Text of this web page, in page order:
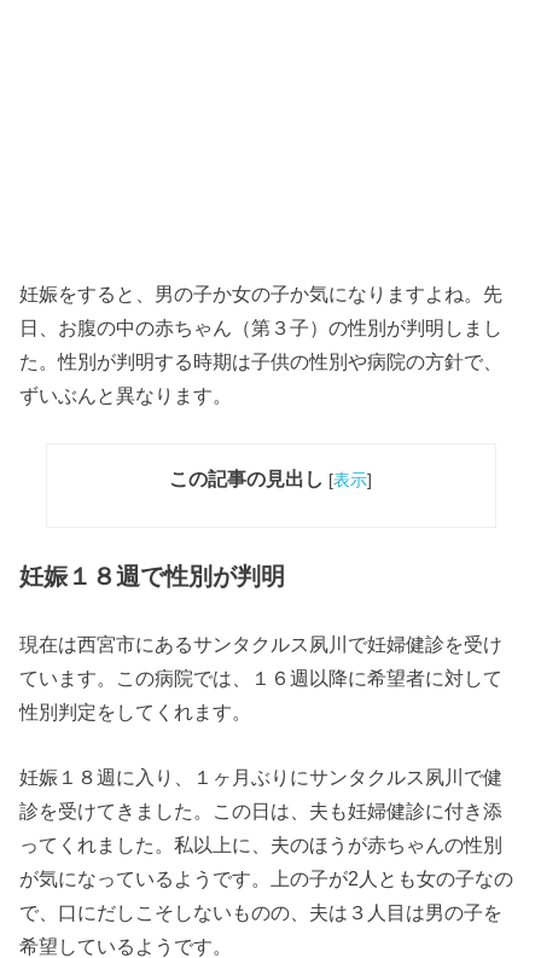
妊娠をすると、男の子か女の子か気になりますよね。先
日、お腹の中の赤ちゃん（第３子）の性別が判明しまし
た。性別が判明する時期は子供の性別や病院の方針で、
ずいぶんと異なります。
この記事の見出し [表示]
妊娠１８週で性別が判明
現在は西宮市にあるサンタクルス夙川で妊婦健診を受け
ています。この病院では、１６週以降に希望者に対して
性別判定をしてくれます。
妊娠１８週に入り、１ヶ月ぶりにサンタクルス夙川で健
診を受けてきました。この日は、夫も妊婦健診に付き添
ってくれました。私以上に、夫のほうが赤ちゃんの性別
が気になっているようです。上の子が2人とも女の子なの
で、口にだしこそしないものの、夫は３人目は男の子を
希望しているようです。